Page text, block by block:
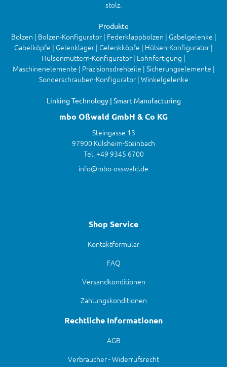
stolz.
Produkte
Bolzen | Bolzen-Konfigurator | Federklappbolzen | Gabelgelenke |
Gabelköpfe | Gelenklager | Gelenkköpfe | Hülsen-Konfigurator |
Hülsenmuttern-Konfigurator | Lohnfertigung |
Maschinenelemente | Präzisionsdrehteile | Sicherungselemente |
Sonderschrauben-Konfigurator | Winkelgelenke
Linking Technology | Smart Manufacturing
mbo Oßwald GmbH & Co KG
Steingasse 13
97900 Külsheim-Steinbach
Tel. +49 9345 6700
info@mbo-osswald.de
Shop Service
Kontaktformular
FAQ
Versandkonditionen
Zahlungskonditionen
Rechtliche Informationen
AGB
Verbraucher - Widerrufsrecht